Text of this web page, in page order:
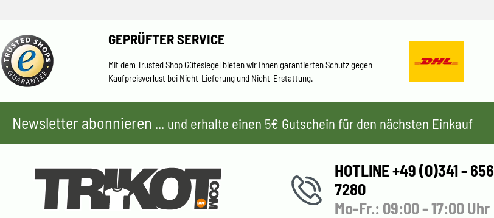
GEPRÜFTER SERVICE
Mit dem Trusted Shop Gütesiegel bieten wir Ihnen garantierten Schutz gegen
Kaufpreisverlust bei Nicht-Lieferung und Nicht-Erstattung.
Newsletter abonnieren ... und erhalte einen 5€ Gutschein für den nächsten Einkauf
HOTLINE +49 (0)341 - 656
7280
Mo-Fr.: 09:00 - 17:00 Uhr